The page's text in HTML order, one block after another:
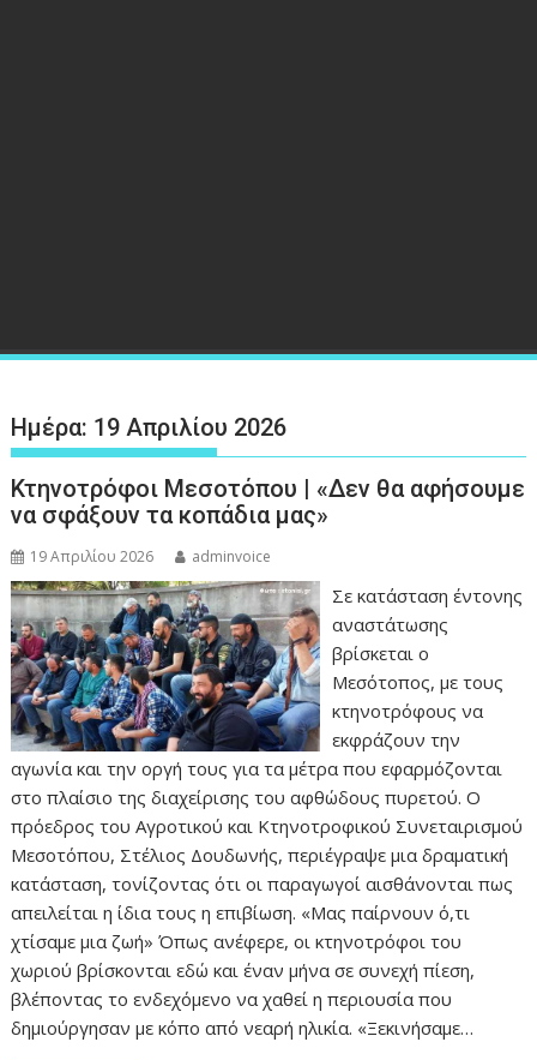
Ημέρα: 19 Απριλίου 2026
Κτηνοτρόφοι Μεσοτόπου | «Δεν θα αφήσουμε
να σφάξουν τα κοπάδια μας»
19 Απριλίου 2026 adminvoice
Σε κατάσταση έντονης
αναστάτωσης
βρίσκεται ο
Μεσότοπος, με τους
κτηνοτρόφους να
εκφράζουν την
αγωνία και την οργή τους για τα μέτρα που εφαρμόζονται
στο πλαίσιο της διαχείρισης του αφθώδους πυρετού. Ο
πρόεδρος του Αγροτικού και Κτηνοτροφικού Συνεταιρισμού
Μεσοτόπου, Στέλιος Δουδωνής, περιέγραψε μια δραματική
κατάσταση, τονίζοντας ότι οι παραγωγοί αισθάνονται πως
απειλείται η ίδια τους η επιβίωση. «Μας παίρνουν ό,τι
χτίσαμε μια ζωή» Όπως ανέφερε, οι κτηνοτρόφοι του
χωριού βρίσκονται εδώ και έναν μήνα σε συνεχή πίεση,
βλέποντας το ενδεχόμενο να χαθεί η περιουσία που
δημιούργησαν με κόπο από νεαρή ηλικία. «Ξεκινήσαμε…